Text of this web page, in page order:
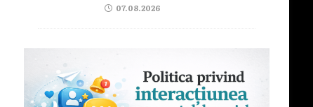
07.08.2026